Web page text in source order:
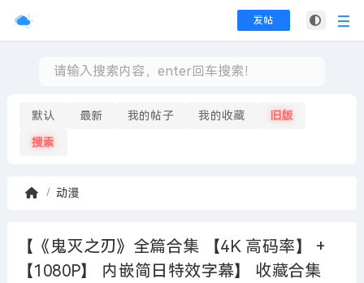
发帖
默认 最新 我的帖子 我的收藏 旧版
搜索
页
动漫
【《鬼灭之刃》全篇合集 【4K 高码率】 +
【1080P】 内嵌简日特效字幕】 收藏合集